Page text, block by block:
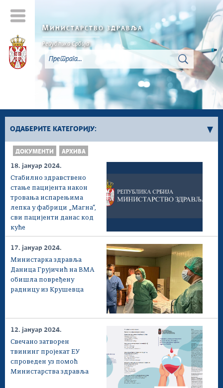
МИНИСТАРСТВО ЗДРАВЉА
Република Србија
ОДАБЕРИТЕ КАТЕГОРИЈУ:
Архива вести
ДОКУМЕНТИ АРХИВА
18. јануар 2024.
Стабилно здравствено
стање пацијента након
тровања испарењима
лепка у фабрици „Магна“,
сви пацијенти данас код
куће
17. јануар 2024.
Министарка здравља
Даница Грујичић на ВМА
обишла повређену
радницу из Крушевца
12. јануар 2024.
Свечано затворен
твининг пројекат ЕУ
спроведен уз помоћ
Министарства здравља